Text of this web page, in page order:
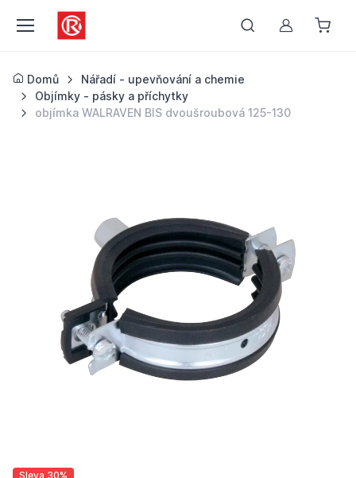
Můj účet
Domů
Nářadí - upevňování a chemie
Objímky - pásky a příchytky
objímka WALRAVEN BIS dvoušroubová 125-130
Sleva 30%